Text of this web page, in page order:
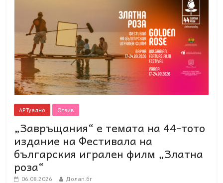
АРТуално Отзив
„Завръщания“ е темата на 44-тото
издание на Фестивала на
българския игрален филм „Златна
роза“
06.08.2026 Долап.бг